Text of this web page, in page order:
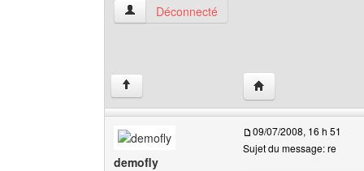
da6c Voir le profil de l'utilisateur
Déconnecté
↑ Visiter le site web de
demofly
09/07/2008, 16 h 51
Sujet du message: re